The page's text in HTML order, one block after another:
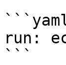
run:
```